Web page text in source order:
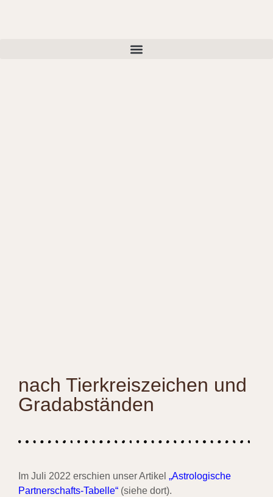
nach Tierkreiszeichen und
Gradabständen
Im Juli 2022 erschien unser Artikel „Astrologische
Partnerschafts-Tabelle“ (siehe dort).